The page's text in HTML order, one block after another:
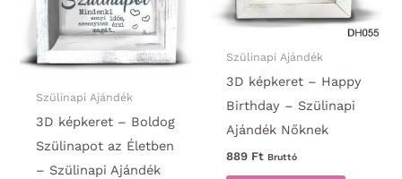
Szülinapi Ajándék
3D képkeret – Boldog
Szülinapot az Életben
– Szülinapi Ajándék
Szülinapi Ajándék
3D képkeret – Happy
Birthday – Szülinapi
Ajándék Nőknek
889 Ft Bruttó